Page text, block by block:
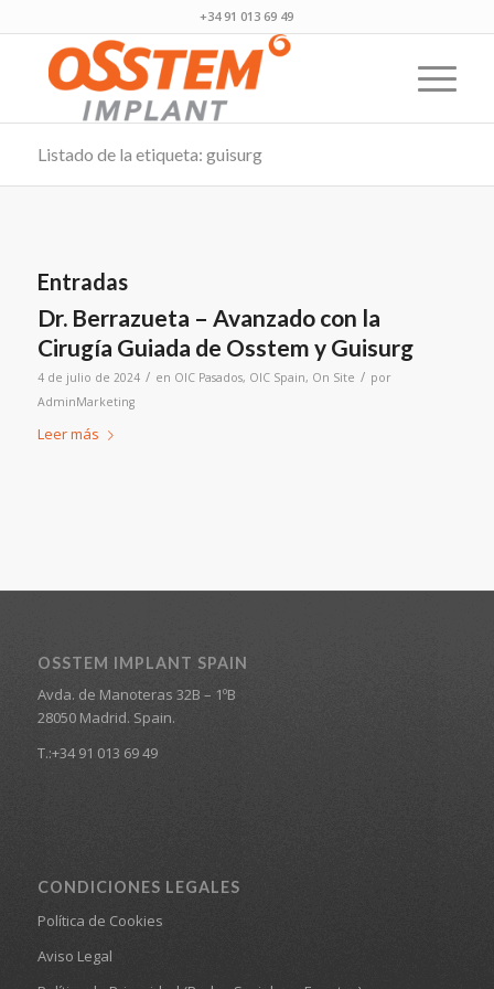
+34 91 013 69 49
Listado de la etiqueta: guisurg
Entradas
Dr. Berrazueta – Avanzado con la
Cirugía Guiada de Osstem y Guisurg
4 de julio de 2024 / en OIC Pasados, OIC Spain, On Site / por
AdminMarketing
Leer más
OSSTEM IMPLANT SPAIN
Avda. de Manoteras 32B – 1ºB
28050 Madrid. Spain.
T.:+34 91 013 69 49
CONDICIONES LEGALES
Política de Cookies
Aviso Legal